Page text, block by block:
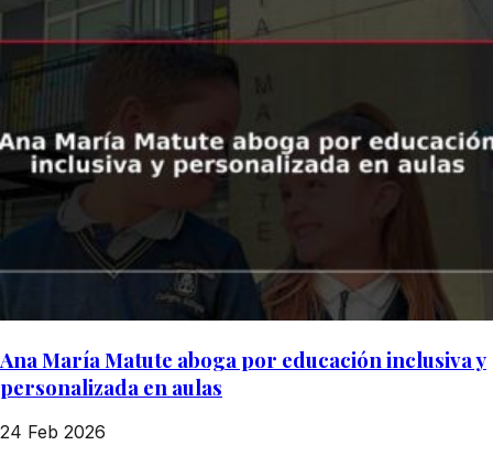
Ana María Matute aboga por educación inclusiva y
personalizada en aulas
24 Feb 2026